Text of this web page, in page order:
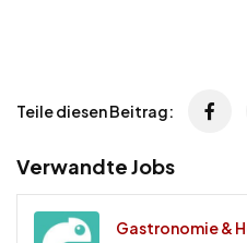
Teile diesen Beitrag:
Verwandte Jobs
Gastronomie &